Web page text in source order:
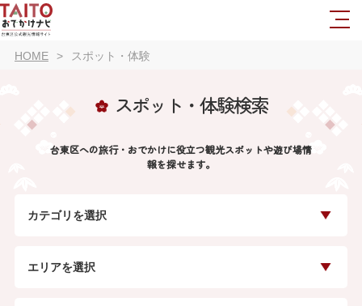
HOME スポット・体験
スポット・体験検索
台東区への旅行・おでかけに役立つ観光スポットや遊び場情
報を探せます。
カテゴリを選択
エリアを選択